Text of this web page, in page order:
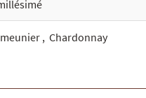
, Chardonnay